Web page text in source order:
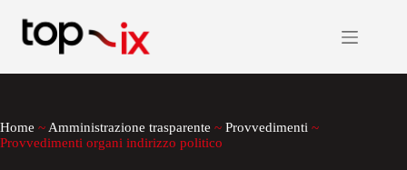
contenuto
Home ~ Amministrazione trasparente ~ Provvedimenti ~
Provvedimenti organi indirizzo politico